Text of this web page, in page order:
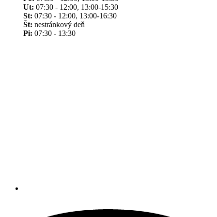
Ut: 07:30 - 12:00, 13:00-15:30
St: 07:30 - 12:00, 13:00-16:30
Št: nestránkový deň
Pi: 07:30 - 13:30